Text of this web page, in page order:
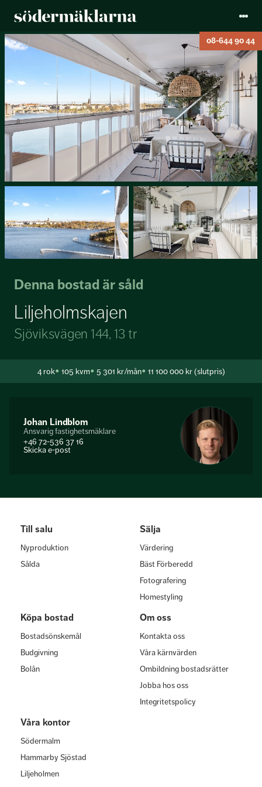
08-644 90 44
Denna bostad är såld
Sjöviksvägen 144, 13 tr
Liljeholmskajen
4rok 105 kvm 5 301 kr/mån 11 100 000 kr (slutpris)
Johan Lindblom
Ansvarig fastighetsmäklare
+46 72-536 37 16
Skicka e-post
Till salu
Nyproduktion
Sålda
Sälja
Värdering
Bäst Förberedd
Fotografering
Homestyling
Köpa bostad
Bostadsönskemål
Budgivning
Bolån
Om oss
Kontakta oss
Våra kärnvärden
Ombildning bostadsrätter
Jobba hos oss
Integritetspolicy
Våra kontor
Södermalm
Hammarby Sjöstad
Liljeholmen